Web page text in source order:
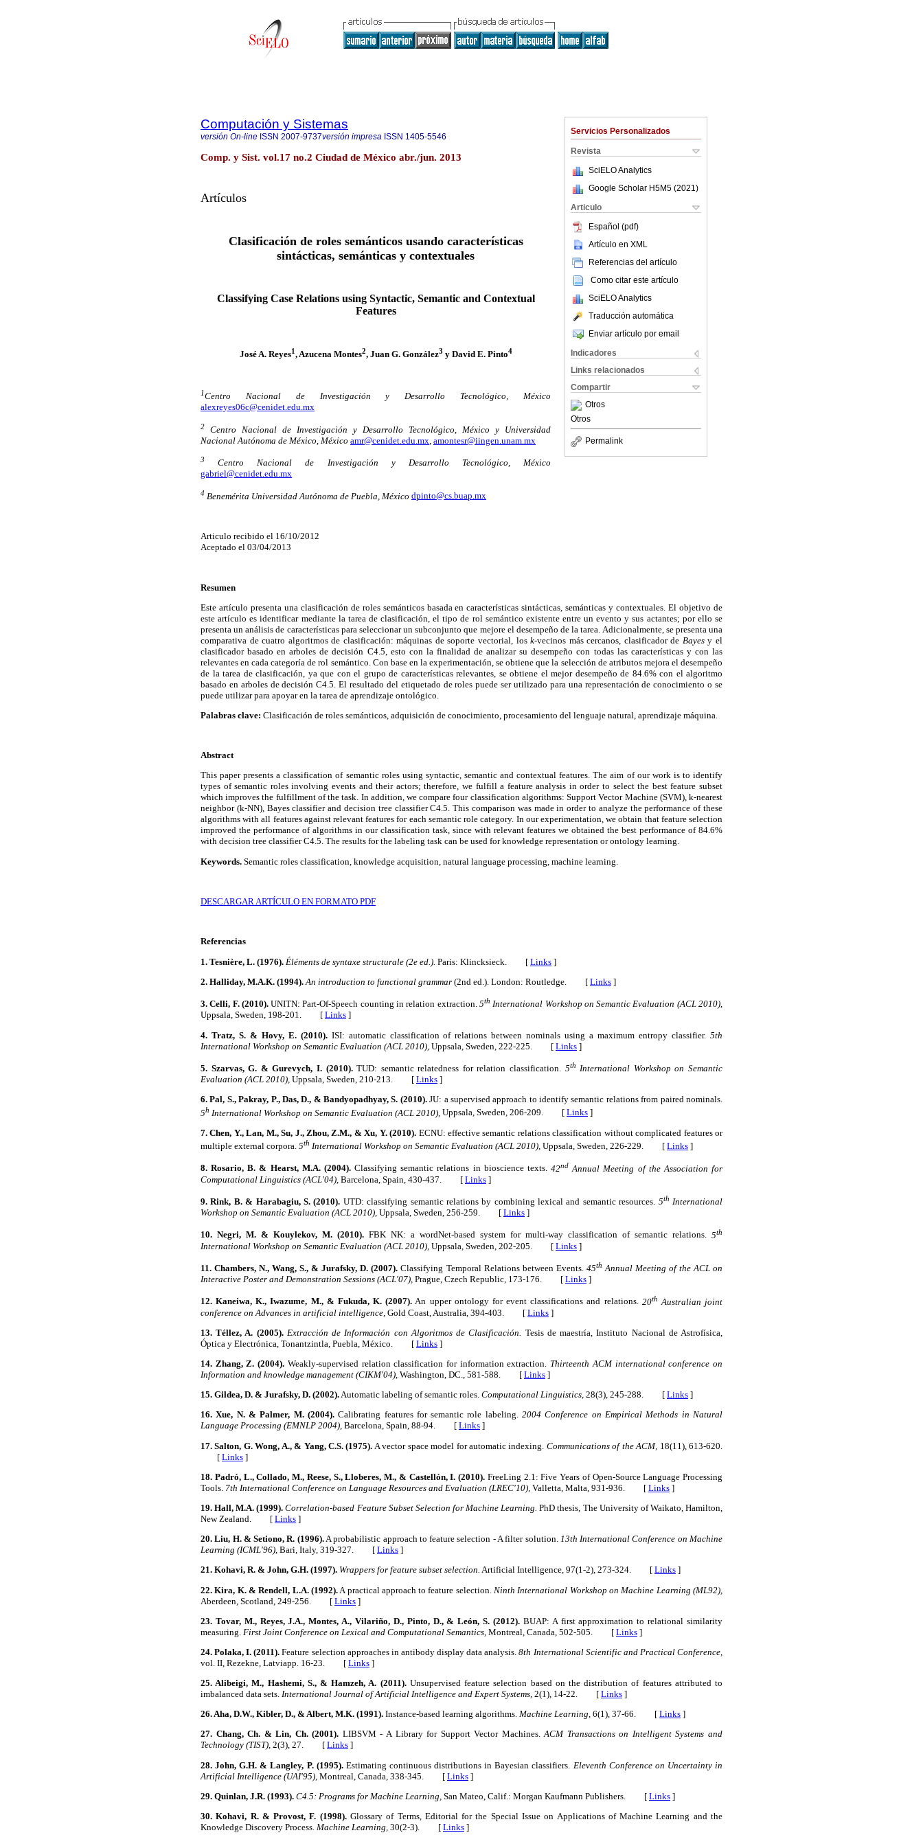
Servicios Personalizados
Revista
SciELO Analytics
Google Scholar H5M5 (2021 )
Articulo
Español (pdf)
Artículo en XML
Referencias del artículo
Como citar este artículo
SciELO Analytics
Traducción automática
Enviar artículo por email
Indicadores
Links relacionados
Compartir
Otros
Otros
Permalink
Computación y Sistemas
versión On-line ISSN 2007-9737versión impresa ISSN 1405-5546
Comp. y Sist. vol.17 no.2 Ciudad de México abr./jun. 2013
Artículos
Clasificación de roles semánticos usando características
sintácticas, semánticas y contextuales
Classifying Case Relations using Syntactic, Semantic and Contextual
Features
José A. Reyes1, Azucena Montes2, Juan G. González3 y David E. Pinto4
1Centro Nacional de Investigación y Desarrollo Tecnológico, México
alexreyes06c@cenidet.edu.mx
2
Centro Nacional de Investigación y Desarrollo Tecnológico, México y Universidad
Nacional Autónoma de México, México amr@cenidet.edu.mx amontesr@iingen.unam.mx
3
Centro Nacional de Investigación y Desarrollo Tecnológico, México
gabriel@cenidet.edu.mx
4 Benemérita Universidad Autónoma de Puebla, México dpinto@cs.buap.mx
Articulo recibido el 16/10/2012
Aceptado el 03/04/2013
Resumen
Este artículo presenta una clasificación de roles semánticos basada en características sintácticas, semánticas y contextuales. El objetivo de
este artículo es identificar mediante la tarea de clasificación, el tipo de rol semántico existente entre un evento y sus actantes; por ello se
presenta un análisis de características para seleccionar un subconjunto que mejore el desempeño de la tarea. Adicionalmente, se presenta una
comparativa de cuatro algoritmos de clasificación: máquinas de soporte vectorial, losk-vecinos más cercanos, clasificador de Bayesy el
clasificador basado en arboles de decisión C4.5, esto con la finalidad de analizar su desempeño con todas las características y con las
relevantes en cada categoría de rol semántico. Con base en la experimentación, se obtiene que la selección de atributos mejora el desempeño
de la tarea de clasificación, ya que con el grupo de características relevantes, se obtiene el mejor desempeño de 84.6% con el algoritmo
basado en arboles de decisión C4.5. El resultado del etiquetado de roles puede ser utilizado para una representación de conocimiento o se
puede utilizar para apoyar en la tarea de aprendizaje ontológico.
Palabras clave: Clasificación de roles semánticos, adquisición de conocimiento, procesamiento del lenguaje natural, aprendizaje máquina.
Abstract
This paper presents a classification of semantic roles using syntactic, semantic and contextual features. The aim of our work is to identify
types of semantic roles involving events and their actors; therefore, we fulfill a feature analysis in order to select the best feature subset
which improves the fulfillment of the task. In addition, we compare four classification algorithms: Support Vector Machine (SVM), k-nearest
neighbor (k-NN), Bayes classifier and decision tree classifier C4.5. This comparison was made in order to analyze the performance of these
algorithms with all features against relevant features for each semantic role category. In our experimentation, we obtain that feature selection
improved the performance of algorithms in our classification task, since with relevant features we obtained the best performance of 84.6%
with decision tree classifier C4.5. The results for the labeling task can be used for knowledge representation or ontology learning.
Keywords. Semantic roles classification, knowledge acquisition, natural language processing, machine learning.
DESCARGAR ARTÍCULO EN FORMATO PDF
Referencias
1. Tesnière, L. (1976). Éléments de syntaxe structurale (2e ed.). Paris: Klincksieck. [ Links ]
2. Halliday, M.A.K. (1994). An introduction to functional grammar (2nd ed.). London: Routledge. [ Links ]
3. Celli, F. (2010).UNITN: Part-Of-Speech counting in relation extraction. 5th International Workshop on Semantic Evaluation (ACL 2010),
Uppsala, Sweden, 198-201. [ Links ]
4. Tratz, S. & Hovy, E. (2010).ISI: automatic classification of relations between nominals using a maximum entropy classifier.5th
International Workshop on Semantic Evaluation (ACL 2010), Uppsala, Sweden, 222-225. [ Links ]
5. Szarvas, G. & Gurevych, I. (2010).TUD: semantic relatedness for relation classification. 5th International Workshop on Semantic
Evaluation (ACL 2010), Uppsala, Sweden, 210-213. [ Links ]
6. Pal, S., Pakray, P., Das, D., & Bandyopadhyay, S. (2010).JU: a supervised approach to identify semantic relations from paired nominals.
5h International Workshop on Semantic Evaluation (ACL 2010), Uppsala, Sweden, 206-209. [ Links ]
7. Chen, Y., Lan, M., Su, J., Zhou, Z.M., & Xu, Y. (2010). ECNU: effective semantic relations classification without complicated features or
multiple external corpora. 5th International Workshop on Semantic Evaluation (ACL 2010), Uppsala, Sweden, 226-229. [ Links ]
8. Rosario, B. & Hearst, M.A. (2004).Classifying semantic relations in bioscience texts.42nd Annual Meeting of the Association for
Computational Linguistics (ACL'04), Barcelona, Spain, 430-437. [ Links ]
9. Rink, B. & Harabagiu, S. (2010). UTD: classifying semantic relations by combining lexical and semantic resources. 5th International
Workshop on Semantic Evaluation (ACL 2010), Uppsala, Sweden, 256-259. [ Links ]
10. Negri, M. & Kouylekov, M. (2010). FBK NK: a wordNet-based system for multi-way classification of semantic relations. 5th
International Workshop on Semantic Evaluation (ACL 2010), Uppsala, Sweden, 202-205. [ Links ]
11. Chambers, N., Wang, S., & Jurafsky, D. (2007). Classifying Temporal Relations between Events. 45th Annual Meeting of the ACL on
Interactive Poster and Demonstration Sessions (ACL'07), Prague, Czech Republic, 173-176. [ Links ]
12. Kaneiwa, K., Iwazume, M., & Fukuda, K. (2007). An upper ontology for event classifications and relations. 20th Australian joint
conference on Advances in artificial intelligence, Gold Coast, Australia, 394-403. [ Links ]
13. Téllez, A. (2005). Extracción de Información con Algoritmos de Clasificación.
Tesis de maestría, Instituto Nacional de Astrofísica,
Óptica y Electrónica, Tonantzintla, Puebla, México. [ Links ]
14. Zhang, Z. (2004). Weakly-supervised relation classification for information extraction. Thirteenth ACM international conference on
Information and knowledge management (CIKM'04), Washington, DC., 581-588. [ Links ]
15. Gildea, D. & Jurafsky, D. (2002).Automatic labeling of semantic roles. Computational Linguistics, 28(3), 245-288. [ Links ]
16. Xue, N. & Palmer, M. (2004).Calibrating features for semantic role labeling.2004 Conference on Empirical Methods in Natural
Language Processing (EMNLP 2004), Barcelona, Spain, 88-94. [ Links ]
17. Salton, G. Wong, A., & Yang, C.S. (1975). A vector space model for automatic indexing. Communications of the ACM, 18(11), 613-620.
[ Links ]
18. Padró, L., Collado, M., Reese, S., Lloberes, M., & Castellón, I. (2010). FreeLing 2.1: Five Years of Open-Source Language Processing
Tools. 7th International Conference on Language Resources and Evaluation (LREC'10), Valletta, Malta, 931-936. [ Links ]
19. Hall, M.A. (1999). Correlation-based Feature Subset Selection for Machine Learning. PhD thesis, The University of Waikato, Hamilton,
New Zealand. [ Links ]
20. Liu, H. & Setiono, R. (1996).A probabilistic approach to feature selection - A filter solution. 13th International Conference on Machine
Learning (ICML'96), Bari, Italy, 319-327. [ Links ]
21. Kohavi, R. & John, G.H. (1997). Wrappers for feature subset selection. Artificial Intelligence, 97(1-2), 273-324. [ Links ]
22. Kira, K. & Rendell, L.A. (1992).A practical approach to feature selection. Ninth International Workshop on Machine Learning (ML92),
Aberdeen, Scotland, 249-256. [ Links ]
23. Tovar, M., Reyes, J.A., Montes, A., Vilariño, D., Pinto, D., & León, S. (2012). BUAP: A first approximation to relational similarity
measuring. First Joint Conference on Lexical and Computational Semantics, Montreal, Canada, 502-505. [ Links ]
24. Polaka, I. (2011). Feature selection approaches in antibody display data analysis.8th International Scientific and Practical Conference,
vol. II, Rezekne, Latviapp. 16-23. [ Links ]
25. Alibeigi, M., Hashemi, S., & Hamzeh, A. (2011).Unsupervised feature selection based on the distribution of features attributed to
imbalanced data sets. International Journal of Artificial Intelligence and Expert Systems, 2(1), 14-22. [ Links ]
26. Aha, D.W., Kibler, D., & Albert, M.K. (1991). Instance-based learning algorithms. Machine Learning, 6(1), 37-66. [ Links ]
27. Chang, Ch. & Lin, Ch. (2001). LIBSVM - A Library for Support Vector Machines.ACM Transactions on Intelligent Systems and
Technology (TIST), 2(3), 27. [ Links ]
28. John, G.H. & Langley, P. (1995).Estimating continuous distributions in Bayesian classifiers. Eleventh Conference on Uncertainty in
Artificial Intelligence (UAI'95), Montreal, Canada, 338-345. [ Links ]
29. Quinlan, J.R. (1993). C4.5: Programs for Machine Learning, San Mateo, Calif.: Morgan Kaufmann Publishers. [ Links ]
30. Kohavi, R. & Provost, F. (1998).Glossary of Terms, Editorial for the Special Issue on Applications of Machine Learning and the
Knowledge Discovery Process. Machine Learning, 30(2-3). [ Links ]